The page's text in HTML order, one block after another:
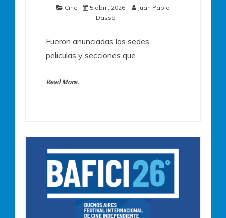
Cine 5 abril, 2026
Juan Pablo
Dasso
Fueron anunciadas las sedes,
películas y secciones que
Read More.